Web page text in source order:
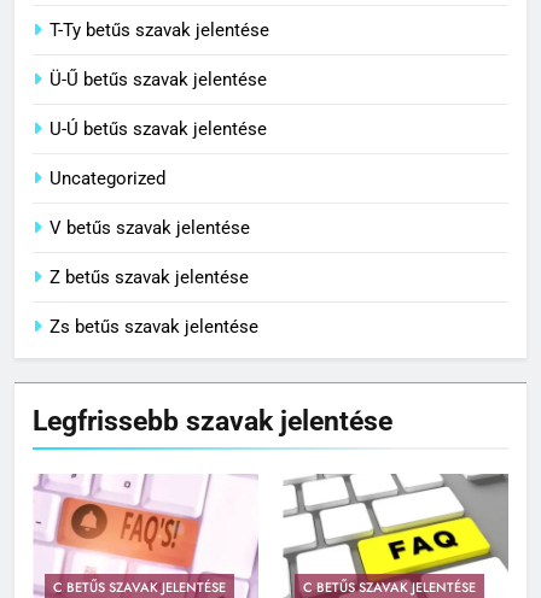
T-Ty betűs szavak jelentése
Ü-Ű betűs szavak jelentése
U-Ú betűs szavak jelentése
Uncategorized
V betűs szavak jelentése
Z betűs szavak jelentése
Zs betűs szavak jelentése
Legfrissebb szavak jelentése
C BETŰS SZAVAK JELENTÉSE C BETŰS SZAVAK JELENTÉSE